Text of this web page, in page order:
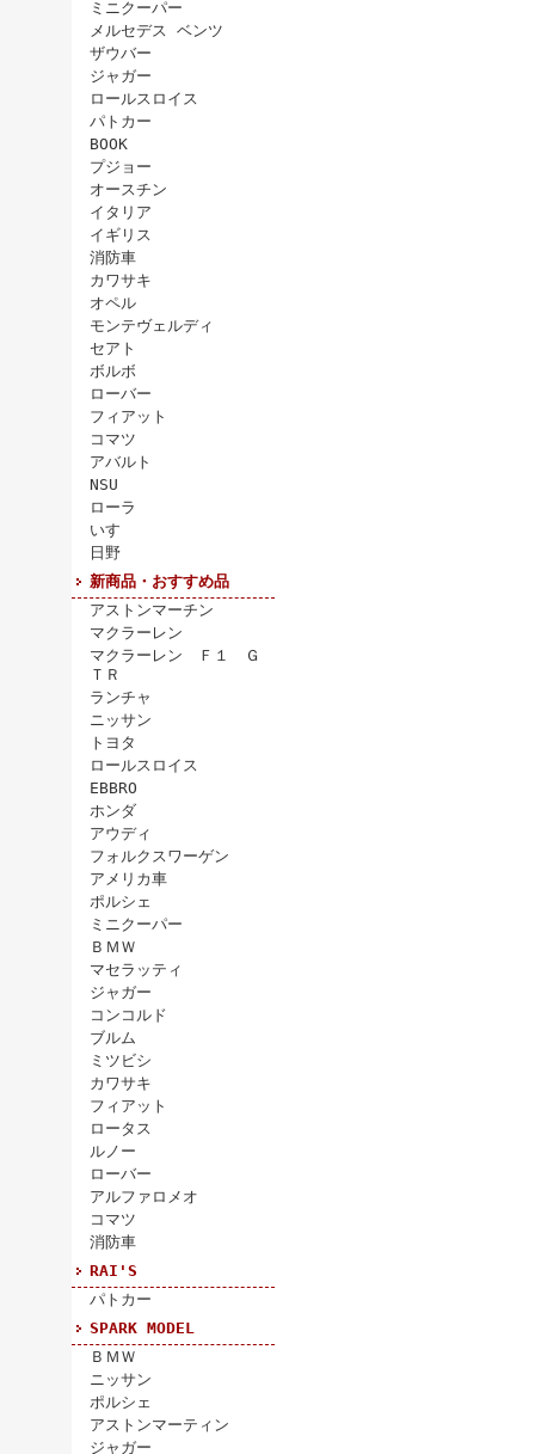
ミニクーパー
メルセデス ベンツ
ザウバー
ジャガー
ロールスロイス
パトカー
BOOK
プジョー
オースチン
イタリア
イギリス
消防車
カワサキ
オペル
モンテヴェルディ
セアト
ボルボ
ローバー
フィアット
コマツ
アバルト
NSU
ローラ
いすゞ
日野
新商品・おすすめ品
アストンマーチン
マクラーレン
マクラーレン Ｆ１ Ｇ
ＴＲ
ランチャ
ニッサン
トヨタ
ロールスロイス
EBBRO
ホンダ
アウディ
フォルクスワーゲン
アメリカ車
ポルシェ
ミニクーパー
ＢＭＷ
マセラッティ
ジャガー
コンコルド
ブルム
ミツビシ
カワサキ
フィアット
ロータス
ルノー
ローバー
アルファロメオ
コマツ
消防車
RAI'S
パトカー
SPARK MODEL
ＢＭＷ
ニッサン
ポルシェ
アストンマーティン
ジャガー